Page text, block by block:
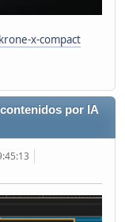
x-compact
por IA